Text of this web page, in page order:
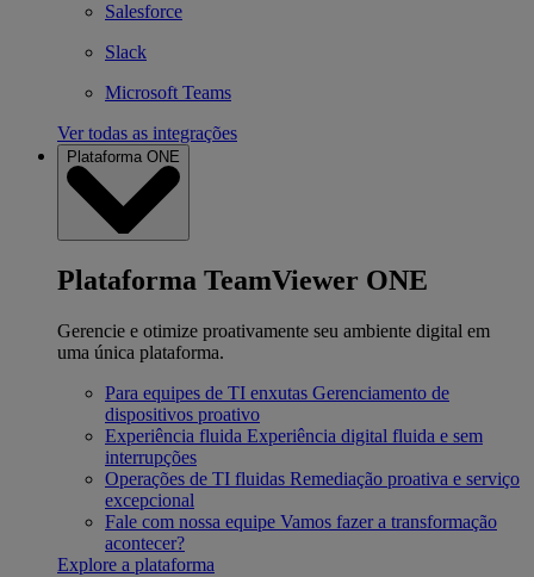
Salesforce
Slack
Microsoft Teams
Ver todas as integrações
Plataforma ONE
Plataforma TeamViewer ONE
Gerencie e otimize proativamente seu ambiente digital em
uma única plataforma.
Para equipes de TI enxutas Gerenciamento de
dispositivos proativo
Experiência fluida Experiência digital fluida e sem
interrupções
Operações de TI fluidas Remediação proativa e serviço
excepcional
Fale com nossa equipe Vamos fazer a transformação
acontecer?
Explore a plataforma